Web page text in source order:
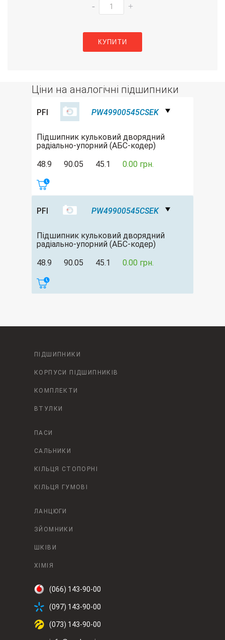
- +
КУПИТИ
Ціни на аналогічні підшипники
PFI PW49900545CSEK
Підшипник кульковий дворядний
радіально-упорний (АБС-кодер)
48.9
90.05 45.1 0.00 грн.
PFI PW49900545CSEK
Підшипник кульковий дворядний
радіально-упорний (АБС-кодер)
48.9
90.05 45.1 0.00 грн.
ПІДШИПНИКИ
КОРПУСИ ПІДШИПНИКІВ
КОМПЛЕКТИ
ВТУЛКИ
ПАСИ
САЛЬНИКИ
КІЛЬЦЯ СТОПОРНІ
КІЛЬЦЯ ГУМОВІ
ЛАНЦЮГИ
ЗЙОМНИКИ
ШКІВИ
ХІМІЯ
(066) 143-90-00
(097) 143-90-00
(073) 143-90-00